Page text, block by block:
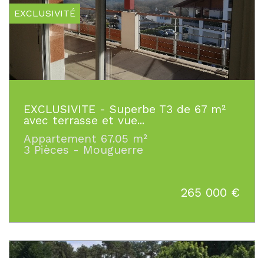
EXCLUSIVITÉ
EXCLUSIVITE - Superbe T3 de 67 m²
avec terrasse et vue...
Appartement 67.05 m²
3 Pièces - Mouguerre
265 000 €